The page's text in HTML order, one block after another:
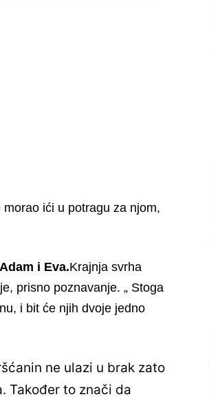
morao ići u potragu za njom,
i Eva.Krajnja svrha
prisno poznavanje. „ Stoga
i bit će njih dvoje jedno
ne ulazi u brak zato
Također to znači da